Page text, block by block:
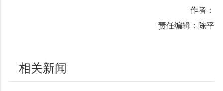
作者：
责任编辑：陈平
相关新闻